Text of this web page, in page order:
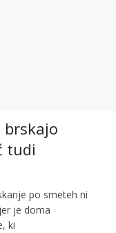
brskajo
tudi
po smeteh ni
je doma
ki